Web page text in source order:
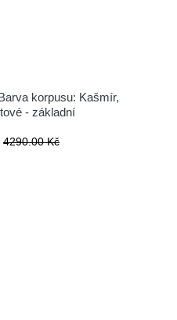
korpusu: Kašmír,
- základní
4290.00 Kč